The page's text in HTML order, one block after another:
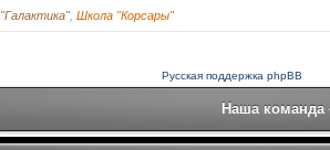
,Школа "Корсары"
Русская поддержка phpBB
Наша команда